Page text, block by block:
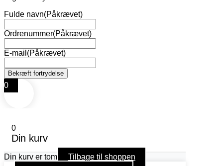
Fulde navn(Påkrævet)
Ordrenummer(Påkrævet)
E-mail (Påkrævet)
0
0
Din kurv
Din kurv er tom Tilbage til shoppen